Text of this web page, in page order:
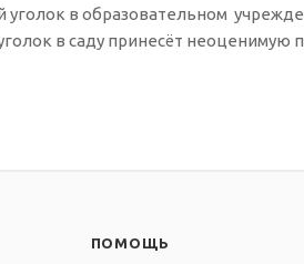
в образовательном
в саду принесёт неоценимую
ПОМОЩЬ